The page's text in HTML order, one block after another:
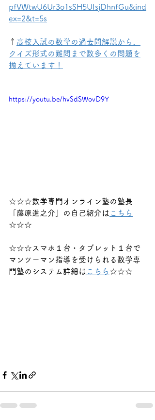
pfVWtwU6Ur3o1sSH5UIsjDhnfGu&ind
ex=2&t=5s
↑ 高校入試の数学の過去問解説から、
クイズ形式の難問まで数多くの問題を
揃えています！
https://youtu.be/hvSdSWovD9Y
☆☆☆数学専門オンライン塾の塾長
「藤原進之介」の自己紹介は こちら
☆☆☆
☆☆☆スマホ１台・タブレット１台で
マンツーマン指導を受けられる数学専
門塾のシステム詳細は こちら ☆☆☆